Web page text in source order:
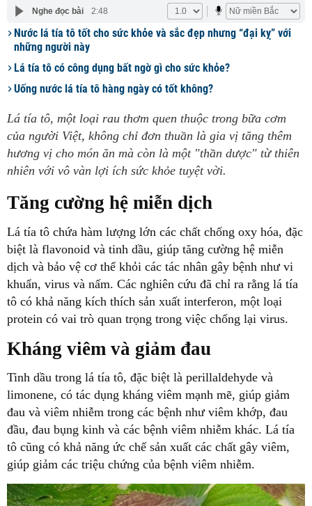
Nghe đọc bài 2:48
Nước lá tía tô tốt cho sức khỏe và sắc đẹp nhưng “đại kỵ” với
những người này
Lá tía tô có công dụng bất ngờ gì cho sức khỏe?
Uống nước lá tía tô hàng ngày có tốt không?
Lá tía tô, một loại rau thơm quen thuộc trong bữa cơm
của người Việt, không chỉ đơn thuần là gia vị tăng thêm
hương vị cho món ăn mà còn là một "thần dược" từ thiên
nhiên với vô vàn lợi ích sức khỏe tuyệt vời.
Tăng cường hệ miễn dịch
Lá tía tô chứa hàm lượng lớn các chất chống oxy hóa, đặc
biệt là flavonoid và tinh dầu, giúp tăng cường hệ miễn
dịch và bảo vệ cơ thể khỏi các tác nhân gây bệnh như vi
khuẩn, virus và nấm. Các nghiên cứu đã chỉ ra rằng lá tía
tô có khả năng kích thích sản xuất interferon, một loại
protein có vai trò quan trọng trong việc chống lại virus.
Kháng viêm và giảm đau
Tinh dầu trong lá tía tô, đặc biệt là perillaldehyde và
limonene, có tác dụng kháng viêm mạnh mẽ, giúp giảm
đau và viêm nhiễm trong các bệnh như viêm khớp, đau
đầu, đau bụng kinh và các bệnh viêm nhiễm khác. Lá tía
tô cũng có khả năng ức chế sản xuất các chất gây viêm,
giúp giảm các triệu chứng của bệnh viêm nhiễm.